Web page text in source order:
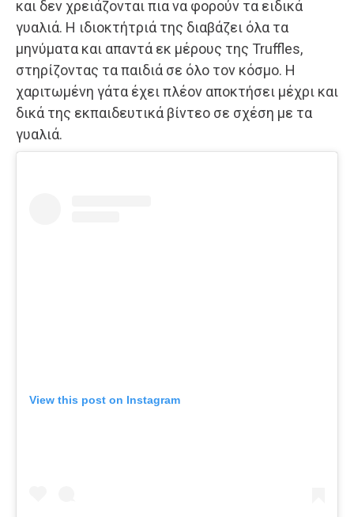
και δεν χρειάζονται πια να φορούν τα ειδικά
γυαλιά. Η ιδιοκτήτριά της διαβάζει όλα τα
μηνύματα και απαντά εκ μέρους της Truffles,
στηρίζοντας τα παιδιά σε όλο τον κόσμο. Η
χαριτωμένη γάτα έχει πλέον αποκτήσει μέχρι και
δικά της εκπαιδευτικά βίντεο σε σχέση με τα
γυαλιά.
View this post on Instagram